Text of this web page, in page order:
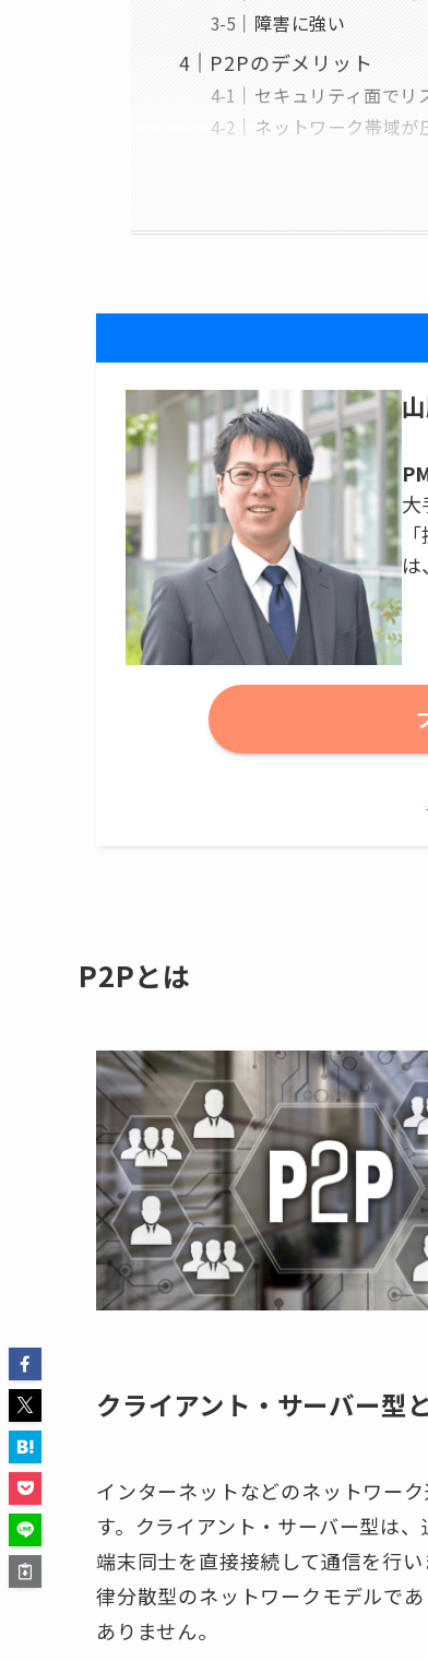
障害に強い
P2Pのデメリット
セキュリティ面でリ
ネットワーク帯域が
大
は
P2Pとは
クライアント・サーバー型
インターネットなどのネットワー
す。クライアント・サーバー型は
端末同士を直接接続して通信を行
律分散型のネットワークモデルで
ありません。